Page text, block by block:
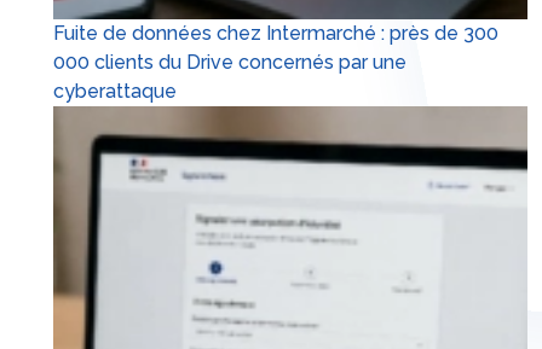
Fuite de données chez Intermarché : près de 300
000 clients du Drive concernés par une
cyberattaque